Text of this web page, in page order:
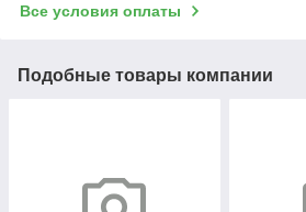
Все условия оплаты
Подобные товары компании